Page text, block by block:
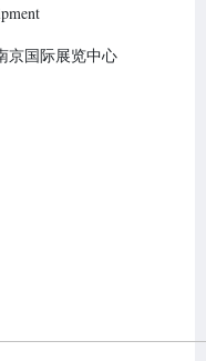
京国际展览中心